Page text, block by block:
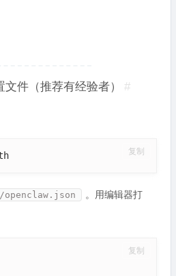
件（推荐有经验者） #
复制
openclaw.json
。用编辑器打
复制